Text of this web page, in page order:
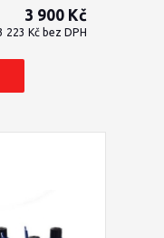
3 900 Kč
223 Kč bez DPH